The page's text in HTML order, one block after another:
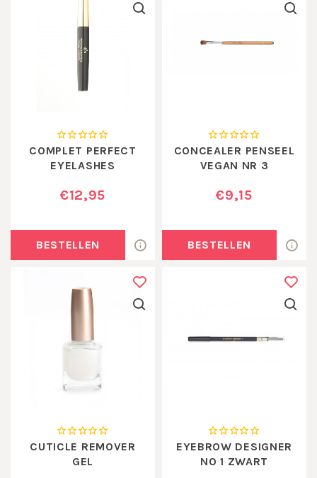
COMPLET PERFECT
EYELASHES
€12,95
BESTELLEN
CONCEALER PENSEEL
VEGAN NR 3
€9,15
BESTELLEN
CUTICLE REMOVER
GEL
EYEBROW DESIGNER
NO 1 ZWART